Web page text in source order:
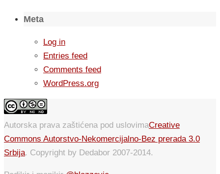
Meta
Log in
Entries feed
Comments feed
WordPress.org
Autorska prava zaštićena pod uslovimaCreative
Commons Autorstvo-Nekomercijalno-Bez prerada 3.0
Srbija. Copyright by Dedabor 2007-2014.